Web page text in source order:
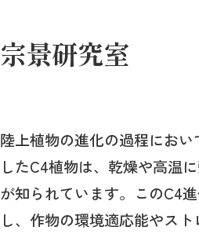
宗景研究室
陸上植物の進化の過程にお
したC4植物は、乾燥や高温
が知られています。このC4
し、作物の環境適応能やス